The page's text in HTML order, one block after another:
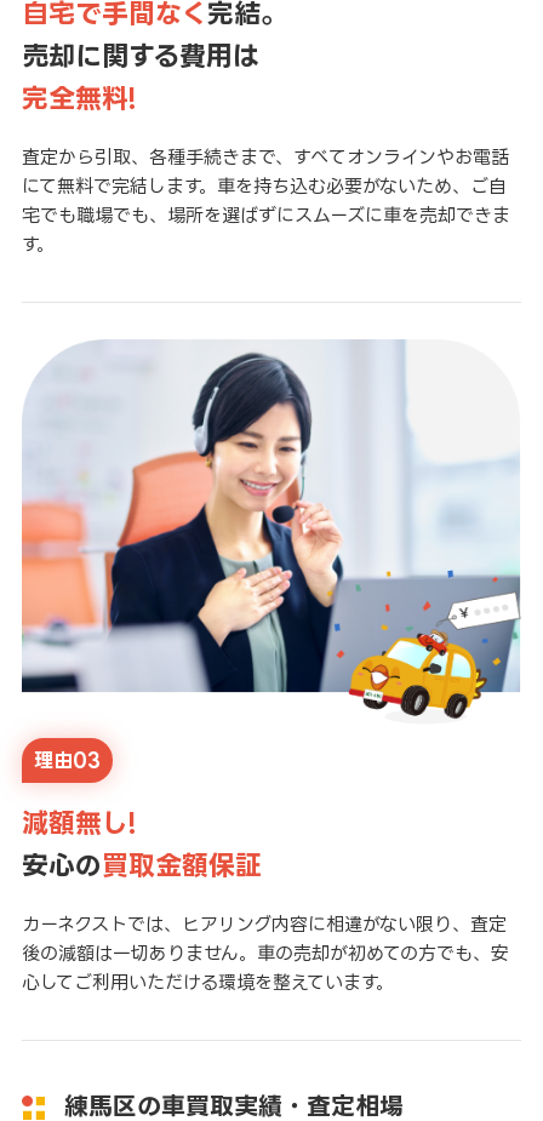
自宅で手間なく 完結。
売却に関する費用は
完全無料!
査定から引取、各種手続きまで、すべてオンラインやお電話
にて無料で完結します。車を持ち込む必要がないため、ご自
宅でも職場でも、場所を選ばずにスムーズに車を売却できま
す。
理由03
減額無し!
安心の買取金額保証
カーネクストでは、ヒアリング内容に相違がない限り、査定
後の減額は一切ありません。車の売却が初めての方でも、安
心してご利用いただける環境を整えています。
練馬区の車買取実績・査定相場